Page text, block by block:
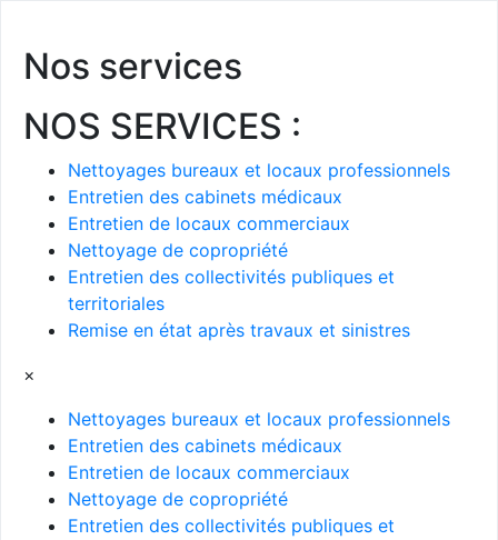
Nos services
NOS SERVICES :
Nettoyages bureaux et locaux professionnels
Entretien des cabinets médicaux
Entretien de locaux commerciaux
Nettoyage de copropriété
Entretien des collectivités publiques et
territoriales
Remise en état après travaux et sinistres
×
Nettoyages bureaux et locaux professionnels
Entretien des cabinets médicaux
Entretien de locaux commerciaux
Nettoyage de copropriété
Entretien des collectivités publiques et